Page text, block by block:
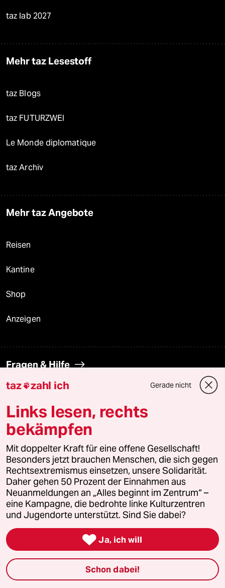
taz lab 2027
Mehr taz Lesestoff
taz Blogs
taz FUTURZWEI
Le Monde diplomatique
taz Archiv
Mehr taz Angebote
Reisen
Kantine
Shop
Anzeigen
Fragen & Hilfe
Aboservice
ePaper Login
Downloads für Abonnierende
© 2026 taz Verlags und Vertriebs GmbH
wenden Sie sich bitte an
Feedback Redaktionsstatut Kommune-Richtlinien KI-
taz zahl ich Gerade nicht
Links lesen, rechts
bekämpfen
Mit doppelter Kraft für eine offene Gesellschaft!
Besonders jetzt brauchen Menschen, die sich gegen
Rechtsextremismus einsetzen, unsere Solidarität.
Daher gehen 50 Prozent der Einnahmen aus
Neuanmeldungen an „Alles beginnt im Zentrum“ –
eine Kampagne, die bedrohte linke Kulturzentren
und Jugendorte unterstützt. Sind Sie dabei?
 Ja, ich will
Schon dabei!